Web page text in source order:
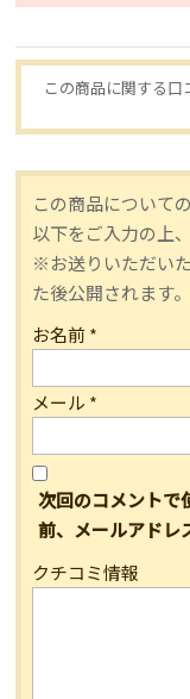
この商品に関する口
この商品について
以下をご入力の上
※お送りいただい
た後公開されます。
お名前*
メール *
次回のコメントで
前、メールアドレ
クチコミ情報